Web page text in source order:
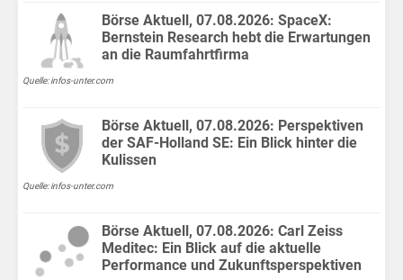
Berlin
Finanzen
für
für
Kids
Börse Aktuell, 07.08.2026: SpaceX:
Bernstein Research hebt die Erwartungen
an die Raumfahrtfirma
Quelle: infos-unter.com
Börse Aktuell, 07.08.2026: Perspektiven
der SAF-Holland SE: Ein Blick hinter die
Kulissen
Quelle: infos-unter.com
Börse Aktuell, 07.08.2026: Carl Zeiss
Meditec: Ein Blick auf die aktuelle
Performance und Zukunftsperspektiven